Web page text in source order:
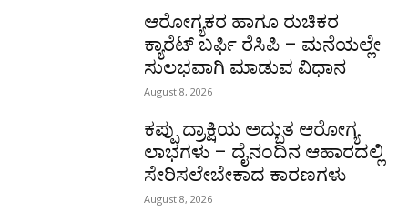
ಆರೋಗ್ಯಕರ ಹಾಗೂ ರುಚಿಕರ
ಕ್ಯಾರೆಟ್ ಬರ್ಫಿ ರೆಸಿಪಿ – ಮನೆಯಲ್ಲೇ
ಸುಲಭವಾಗಿ ಮಾಡುವ ವಿಧಾನ
August 8, 2026
ಕಪ್ಪು ದ್ರಾಕ್ಷಿಯ ಅದ್ಭುತ ಆರೋಗ್ಯ
ಲಾಭಗಳು – ದೈನಂದಿನ ಆಹಾರದಲ್ಲಿ
ಸೇರಿಸಲೇಬೇಕಾದ ಕಾರಣಗಳು
August 8, 2026